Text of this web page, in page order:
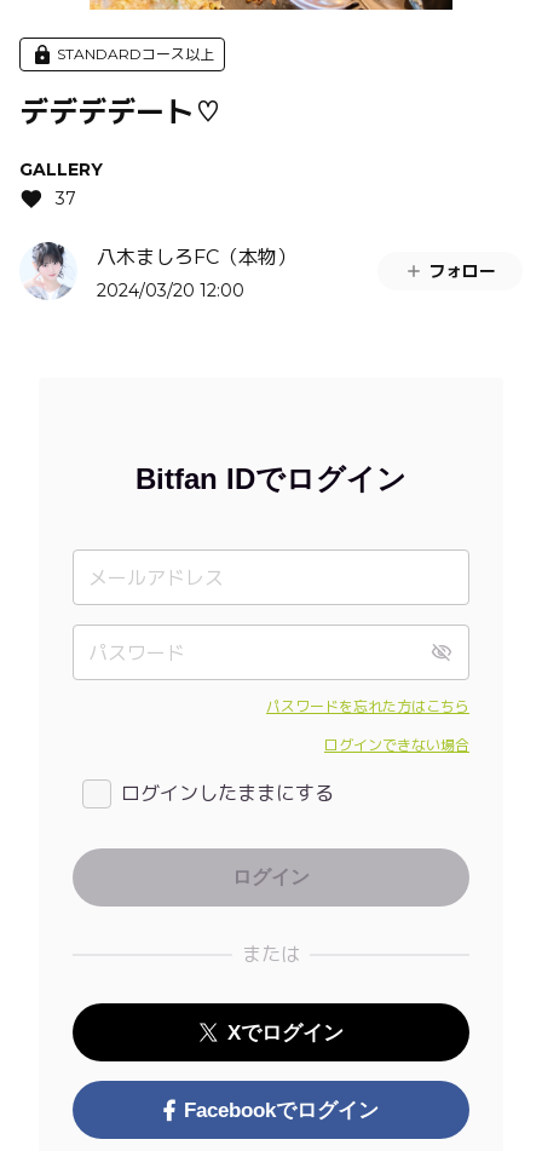
STANDARDコース以上
デデデデート♡
GALLERY
37
八木ましろFC（本物）
2024/03/20 12:00
フォロー
Bitfan IDでログイン
パスワードを忘れた方はこちら
ログインできない場合
ログインしたままにする
または
Xでログイン
Facebookでログイン